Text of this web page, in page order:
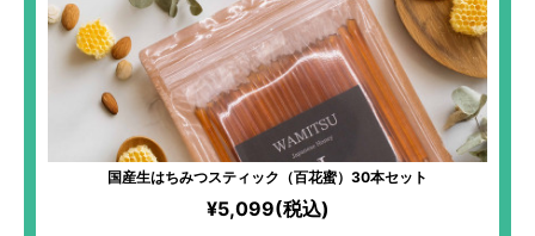
国産生はちみつスティック（百花蜜）30本セット
¥5,099(税込)